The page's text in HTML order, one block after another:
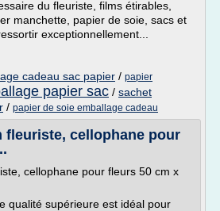
du fleuriste, films étirables,
manchette, papier de soie, sacs et
exceptionnellement...
cadeau sac papier / papier
papier sac / sachet
/ papier de soie emballage cadeau
fleuriste, cellophane pour
cellophane pour fleurs 50 cm x
qualité supérieure est idéal pour